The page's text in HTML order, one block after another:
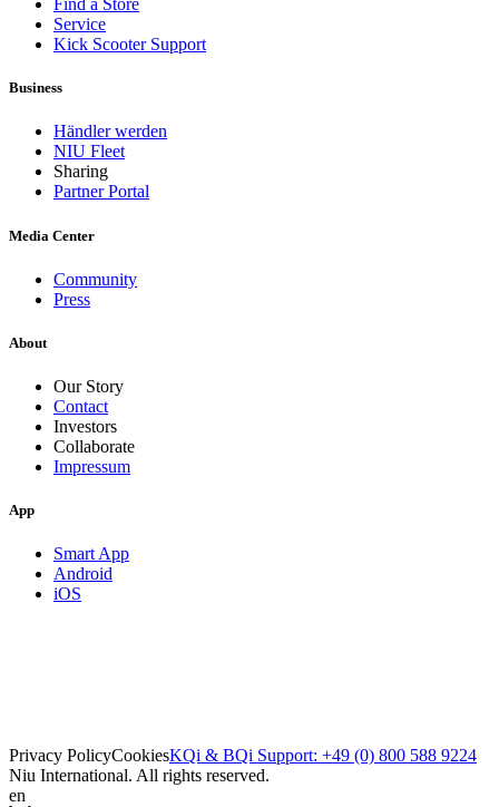
Find a Store
Service
Kick Scooter Support
Business
Händler werden
NIU Fleet
Sharing
Partner Portal
Media Center
Community
Press
About
Our Story
Contact
Investors
Collaborate
Impressum
App
Smart App
Android
iOS
Privacy PolicyCookiesKQi & BQi Support: +49 (0) 800 588 9224
Niu International. All rights reserved.
en